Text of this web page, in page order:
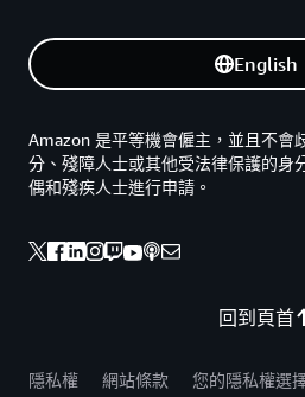
English
回到頁首
Amazon 是平等機會僱主，並且不會
分、殘障人士或其他受法律保護的身
偶和殘疾人士進行申請。
隱私權 網站條款
您的隱私權選